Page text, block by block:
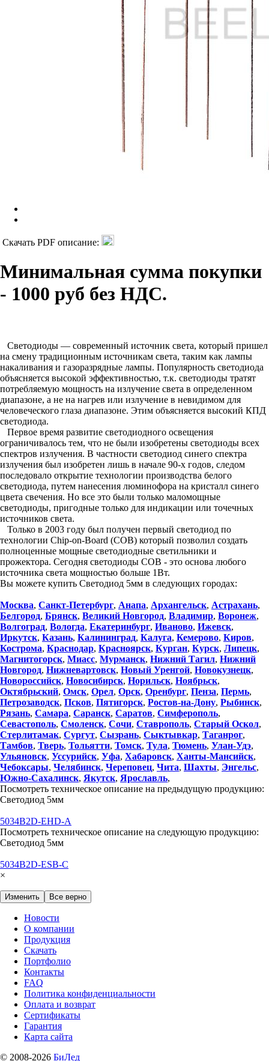
Скачать PDF описание:
Минимальная сумма покупки
- 1000 руб без НДС.
Светодиоды — современный источник света, который пришел
на смену традиционным источникам света, таким как лампы
накаливания и газоразрядные лампы. Популярность светодиода
объясняется высокой эффективностью, т.к. светодиоды тратят
потребляемую мощность на излучение света в определенном
диапазоне, а не на нагрев или излучение в невидимом для
человеческого глаза диапазоне. Этим объясняется высокий КПД
светодиода.
Первое время развитие светодиодного освещения
ограничивалось тем, что не были изобретены светодиоды всех
спектров излучения. В частности светодиод синего спектра
излучения был изобретен лишь в начале 90-х годов, следом
последовало открытие технологии производства белого
светодиода, путем нанесения люминофора на кристалл синего
цвета свечения. Но все это были только маломощные
светодиоды, пригодные только для индикации или точечных
источников света.
Только в 2003 году был получен первый светодиод по
технологии Chip-on-Board (COB) который позволил создать
полноценные мощные светодиодные светильники и
прожектора. Сегодня светодиоды COB - это основа любого
источника света мощностью больше 1Вт.
Вы можете купить Светодиод 5мм в следующих городах:
Москва, Санкт-Петербург, Анапа, Архангельск, Астрахань,
Белгород, Брянск, Великий Новгород, Владимир, Воронеж,
Волгоград, Вологда, Екатеринбург, Иваново, Ижевск,
Иркутск, Казань, Калининград, Калуга, Кемерово, Киров,
Кострома, Краснодар, Красноярск, Курган, Курск, Липецк,
Магнитогорск, Миасс, Мурманск, Нижний Тагил, Нижний
Новгород, Нижневартовск, Новый Уренгой, Новокузнецк,
Новороссийск, Новосибирск, Норильск, Ноябрьск,
Октябрьский, Омск, Орел, Орск, Оренбург, Пенза, Пермь,
Петрозаводск, Псков, Пятигорск, Ростов-на-Дону, Рыбинск,
Рязань, Самара, Саранск, Саратов, Симферополь,
Севастополь, Смоленск, Сочи, Ставрополь, Старый Оскол,
Стерлитамак, Сургут, Сызрань, Сыктывкар, Таганрог,
Тамбов, Тверь, Тольятти, Томск, Тула, Тюмень, Улан-Удэ,
Ульяновск, Уссурийск, Уфа, Хабаровск, Ханты-Мансийск,
Чебоксары, Челябинск, Череповец, Чита, Шахты, Энгельс,
Южно-Сахалинск, Якутск, Ярославль,
Посмотреть техническое описание на предыдущую продукцию:
Светодиод 5мм
5034B2D-EHD-A
Посмотреть техническое описание на следующую продукцию:
Светодиод 5мм
5034B2D-ESB-C
×
Изменить Все верно
Новости
О компании
Продукция
Скачать
Портфолио
Контакты
FAQ
Политика конфиденциальности
Оплата и возврат
Сертификаты
Гарантия
Карта сайта
© 2008-2026 БиЛед